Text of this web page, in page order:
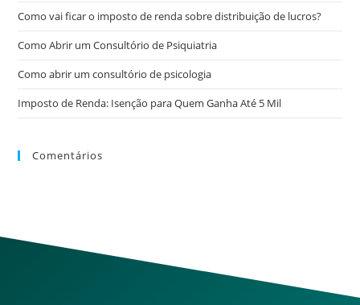
Como vai ficar o imposto de renda sobre distribuição de lucros?
Como Abrir um Consultório de Psiquiatria
Como abrir um consultório de psicologia
Imposto de Renda: Isenção para Quem Ganha Até 5 Mil
Comentários